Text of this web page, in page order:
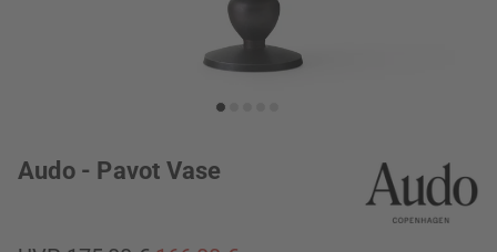
Audo - Pavot Vase